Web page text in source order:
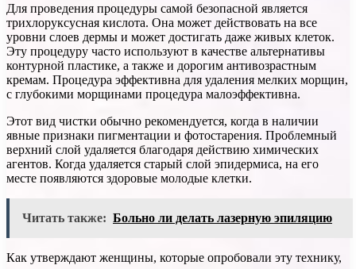
Для проведения процедуры самой безопасной является
трихлоруксусная кислота. Она может действовать на все
уровни слоев дермы и может достигать даже живых клеток.
Эту процедуру часто используют в качестве альтернативы
контурной пластике, а также и дорогим антивозрастным
кремам. Процедура эффективна для удаления мелких морщин,
с глубокими морщинами процедура малоэффективна.
Этот вид чистки обычно рекомендуется, когда в наличии
явные признаки пигментации и фотостарения. Проблемный
верхний слой удаляется благодаря действию химических
агентов. Когда удаляется старый слой эпидермиса, на его
месте появляются здоровые молодые клетки.
Читать также: Больно ли делать лазерную эпиляцию
Как утверждают женщины, которые опробовали эту технику,